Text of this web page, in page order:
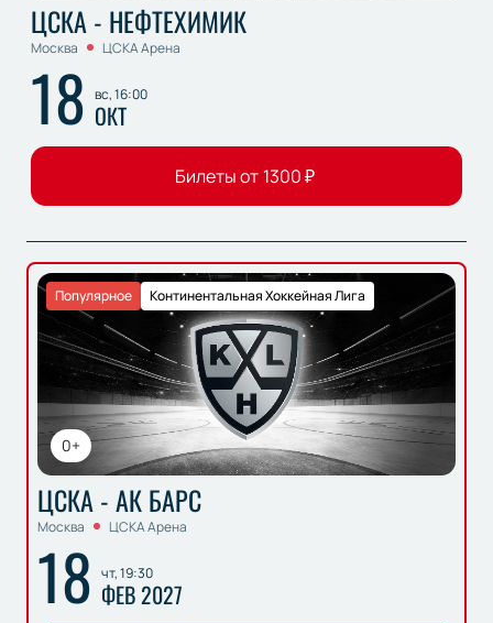
ЦСКА - НЕФТЕХИМИК
Москва ЦСКА Арена
18 вс, 16:00
ОКТ
Билеты от 1300₽
0+
Континентальная Хоккейная Лига
Популярное
ЦСКА - АК БАРС
Москва ЦСКА Арена
18 чт, 19:30
ФЕВ 2027